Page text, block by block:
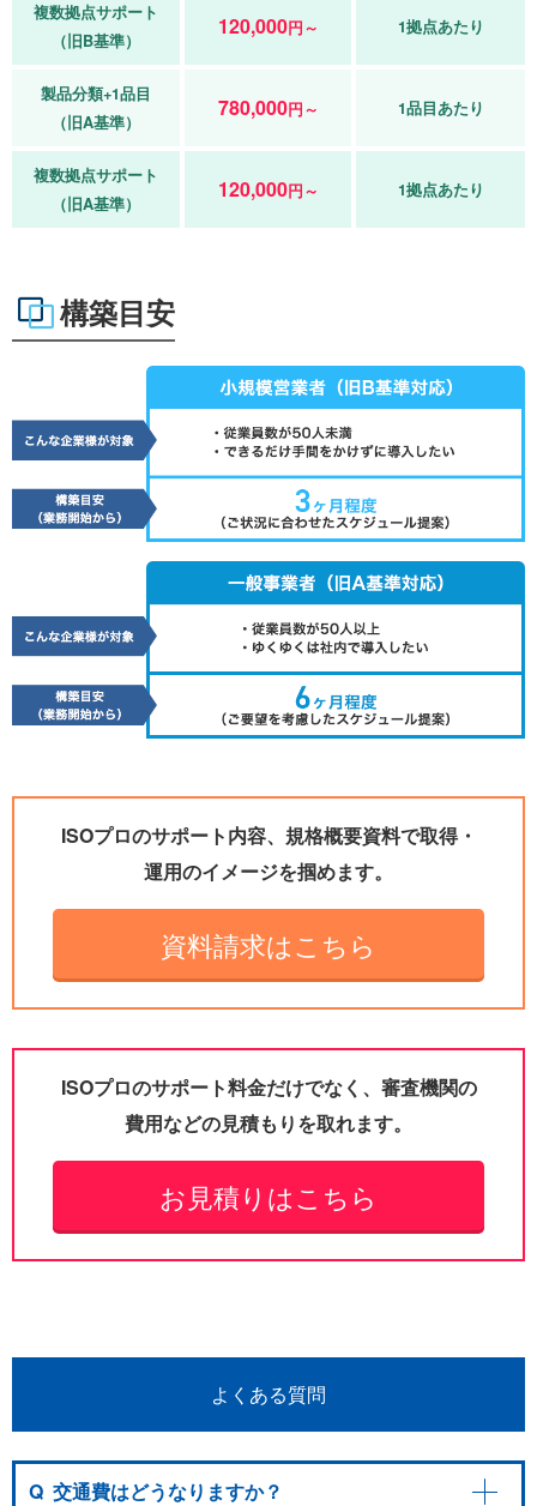
複数拠点サポート
（旧B基準）
120,000円～ 1拠点あたり
製品分類+1品目
（旧A基準）
780,000円～ 1品目あたり
複数拠点サポート
（旧A基準）
120,000円～ 1拠点あたり
構築目安
ISOプロのサポート内容、規格概要資料で取得・
運用のイメージを掴めます。
資料請求はこちら
ISOプロのサポート料金だけでなく、審査機関の
費用などの見積もりを取れます。
お見積りはこちら
よくある質問
Q 交通費はどうなりますか？